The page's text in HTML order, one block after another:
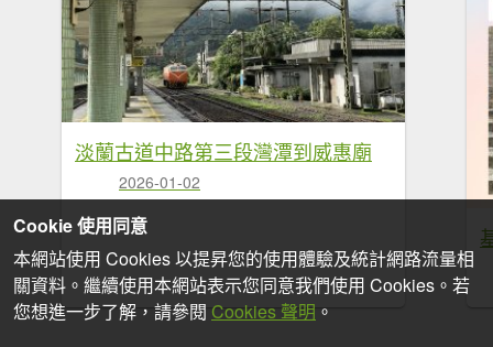
淡蘭古道中路第三段灣潭到威惠廟
2026-01-02
Cookie 使用同意
本網站使用 Cookies 以提昇您的使用體驗及統計網路流量相
關資料。繼續使用本網站表示您同意我們使用 Cookies。若
您想進一步了解，請參閱 Cookies 聲明 。